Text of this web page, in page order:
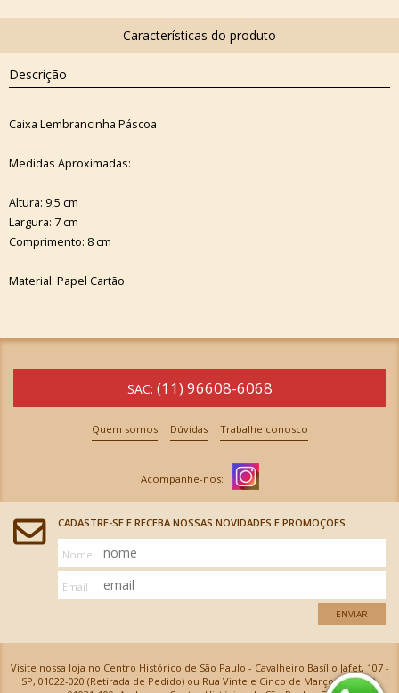
Descrição
Caixa Lembrancinha Páscoa
Medidas Aproximadas:
Altura: 9,5 cm
Largura: 7 cm
Comprimento: 8 cm
Material: Papel Cartão
SAC: (11) 96608-6068
Quem somos Dúvidas Trabalhe conosco
CADASTRE-SE E RECEBA NOSSAS NOVIDADES E PROMOÇÕES.
Nome
Email
ENVIAR
Visite nossa loja no Centro Histórico de São Paulo - Cavalheiro Basílio Jafet, 107 -
SP, 01022-020 (Retirada de Pedido) ou Rua Vinte e Cinco de Março, 576 - SP,